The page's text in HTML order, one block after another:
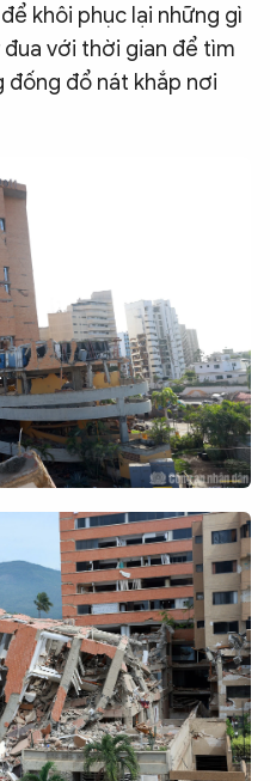
khôi phục lại những gì
với thời gian để tìm
đống đổ nát khắp nơi